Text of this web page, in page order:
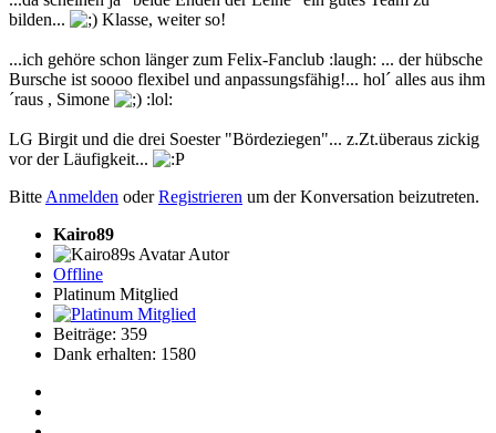
bilden...
Klasse, weiter so!
...ich gehöre schon länger zum Felix-Fanclub :laugh: ... der hübsche
Bursche ist soooo flexibel und anpassungsfähig!... hol´ alles aus ihm
´raus , Simone
:lol:
LG Birgit und die drei Soester "Bördeziegen"... z.Zt.überaus zickig
vor der Läufigkeit...
BitteAnmelden oderRegistrieren um der Konversation beizutreten.
Kairo89
Autor
Offline
Platinum Mitglied
Beiträge: 359
Dank erhalten: 1580